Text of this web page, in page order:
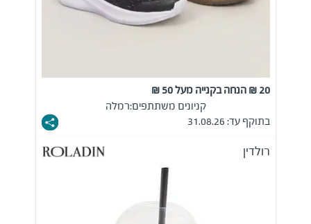
20 ₪ הנחה בקנייה מעל 50 ₪
קניונים משתתפים:רמלה
בתוקף עד: 31.08.26
רולדין